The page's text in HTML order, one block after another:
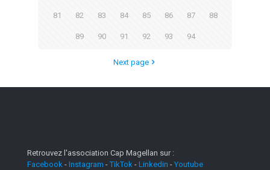
81 82 83 84 85 86 87 88
89 90 91 92 93 94
Next page
Retrouvez l'association Cap Magellan sur :
Facebook - Instagram -TikTok - Linkedin - Youtube